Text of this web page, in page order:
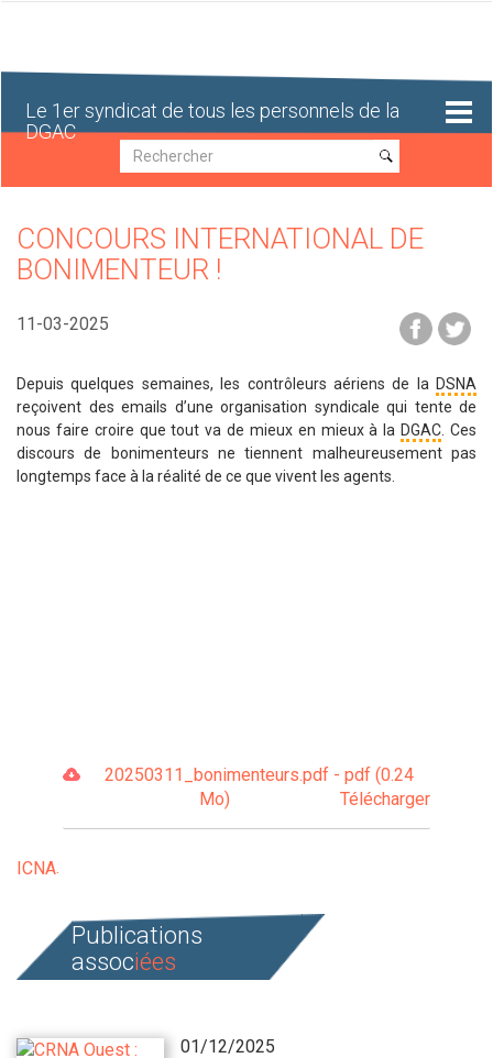
Le 1er syndicat de tous les personnels de la
DGAC
Recherche
Recherche
CONCOURS INTERNATIONAL DE
BONIMENTEUR !
11-03-2025
Depuis quelques semaines, les contrôleurs aériens de la DSNA
reçoivent des emails d’une organisation syndicale qui tente de
nous faire croire que tout va de mieux en mieux à la DGAC . Ces
discours de bonimenteurs ne tiennent malheureusement pas
longtemps face à la réalité de ce que vivent les agents.
20250311_bonimenteurs.pdf - pdf (0.24
Mo)
Télécharger
ICNA
Publications
associées
01/12/2025